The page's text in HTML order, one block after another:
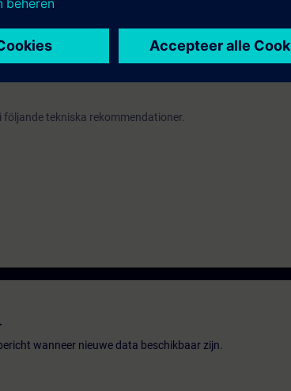
på engelska. Praktiska övningar genomförs med TIA
S7-1500 automationssystem, Comfortpanel TP700
följandetekniska rekommendationer.
wanneer nieuwe data beschikbaar zijn.